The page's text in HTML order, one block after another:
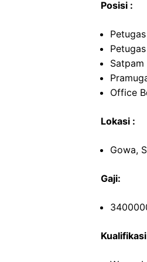
Posisi :
Satpam
Office
Lokasi :
Gowa,
Gaji: